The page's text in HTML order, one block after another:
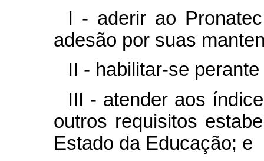
I - aderir ao
adesão por suas
II - habilitar-se
III - atender aos
outros requisitos
Estado da Educação; e